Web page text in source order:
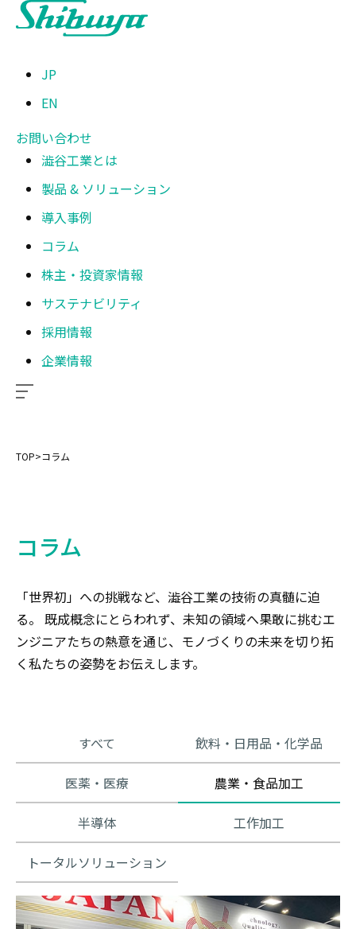
JP
EN
お問い合わせ
澁谷工業とは
製品 & ソリューション
導入事例
コラム
株主・投資家情報
サステナビリティ
採用情報
企業情報
TOP>コラム
コラム
「世界初」への挑戦など、澁谷工業の技術の真髄に迫
る。 既成概念にとらわれず、未知の領域へ果敢に挑むエ
ンジニアたちの熱意を通じ、モノづくりの未来を切り拓
く私たちの姿勢をお伝えします。
すべて 飲料・日用品・化学品
医薬・医療 農業・食品加工
半導体 工作加工
トータルソリューション